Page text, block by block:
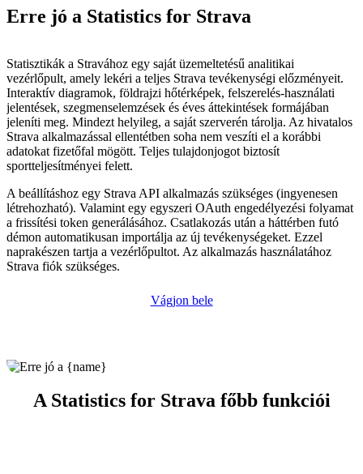
Erre jó a Statistics for Strava
Statisztikák a Stravához egy saját üzemeltetésű analitikai
vezérlőpult, amely lekéri a teljes Strava tevékenységi előzményeit.
Interaktív diagramok, földrajzi hőtérképek, felszerelés-használati
jelentések, szegmenselemzések és éves áttekintések formájában
jeleníti meg. Mindezt helyileg, a saját szerverén tárolja. Az hivatalos
Strava alkalmazással ellentétben soha nem veszíti el a korábbi
adatokat fizetőfal mögött. Teljes tulajdonjogot biztosít
sportteljesítményei felett.
A beállításhoz egy Strava API alkalmazás szükséges (ingyenesen
létrehozható). Valamint egy egyszeri OAuth engedélyezési folyamat
a frissítési token generálásához. Csatlakozás után a háttérben futó
démon automatikusan importálja az új tevékenységeket. Ezzel
naprakészen tartja a vezérlőpultot. Az alkalmazás használatához
Strava fiók szükséges.
Vágjon bele
A Statistics for Strava főbb funkciói